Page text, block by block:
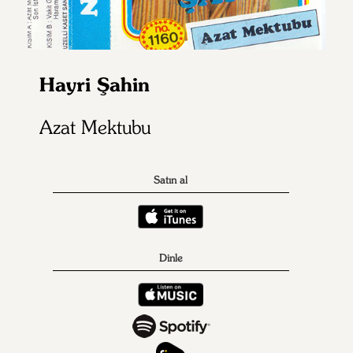
Hayri Şahin
Azat Mektubu
Satın al
Dinle